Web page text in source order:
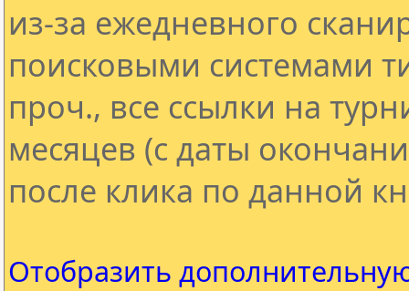
из-за ежедневного
поисковыми системами
проч., все ссылки на
месяцев (с даты
после клика по данной
Отобразить